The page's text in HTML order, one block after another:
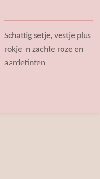
Schattig setje, vestje plus
rokje in zachte roze en
aardetinten